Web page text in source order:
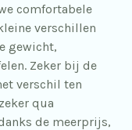
comfortabele
verschillen
gewicht,
Zeker bij de
verschil ten
qua
de meerprijs,